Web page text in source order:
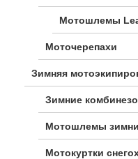
Мотошлемы
Моточерепахи
Зимняя
Зимние
Мотошлемы
Мотокуртки